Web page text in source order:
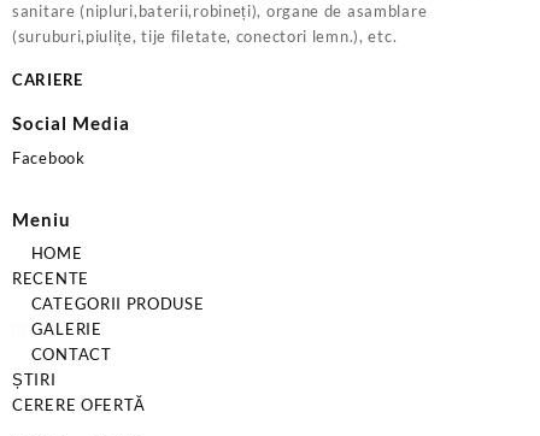
sanitare (nipluri,baterii,robineți), organe de asamblare
(suruburi,piulițe, tije filetate, conectori lemn.), etc.
CARIERE
Social Media
Facebook
Meniu
HOME
RECENTE
CATEGORII PRODUSE
GALERIE
CONTACT
ȘTIRI
CERERE OFERTĂ